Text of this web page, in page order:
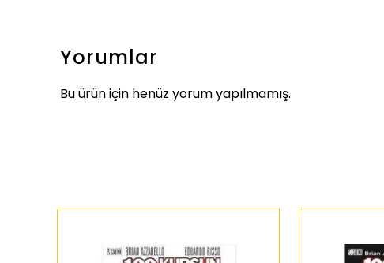
Yorumlar
Bu ürün için henüz yorum yapılmamış.